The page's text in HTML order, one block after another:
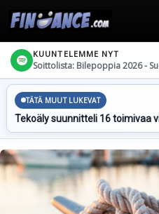
KUUNTELEMME NYT
Soittolista: Bilepoppia 2026 -
TÄTÄ MUUT LUKEVAT
Tekoäly suunnitteli 16 toimivaa